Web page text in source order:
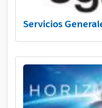
Servicios